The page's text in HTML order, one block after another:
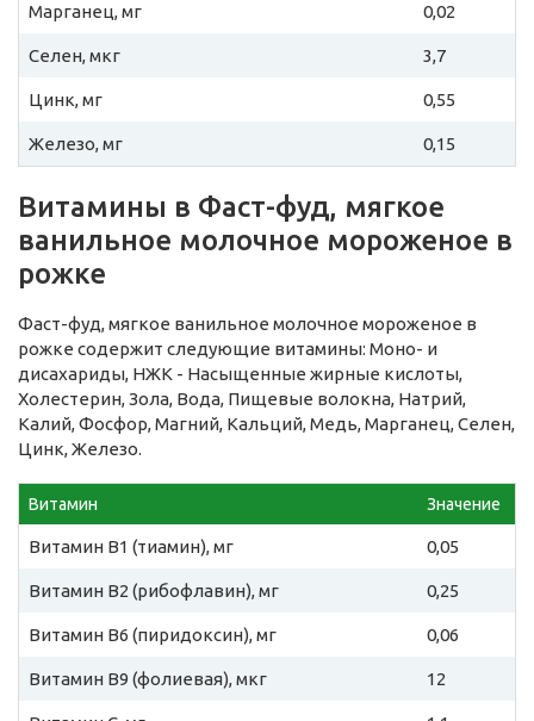
Марганец, мг 0,02
Селен, мкг 3,7
Цинк, мг 0,55
Железо, мг 0,15
Витамины в Фаст-фуд, мягкое
ванильное молочное мороженое в
рожке
Фаст-фуд, мягкое ванильное молочное мороженое в
рожке содержит следующие витамины: Моно- и
дисахариды, НЖК - Насыщенные жирные кислоты,
Холестерин, Зола, Вода, Пищевые волокна, Натрий,
Калий, Фосфор, Магний, Кальций, Медь, Марганец, Селен,
Цинк, Железо.
Витамин Значение
Витамин B1 (тиамин), мг 0,05
Витамин B2 (рибофлавин), мг 0,25
Витамин B6 (пиридоксин), мг 0,06
Витамин B9 (фолиевая), мкг 12